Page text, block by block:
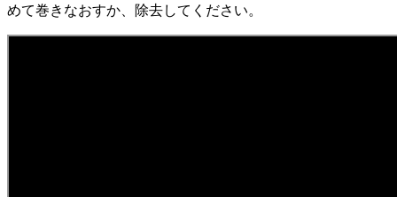
めて巻きなおすか、除去してください。